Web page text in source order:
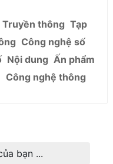
thông Tạp
Công nghệ số
Nội dung Ấn phẩm
Công nghệ thông
bạn ...